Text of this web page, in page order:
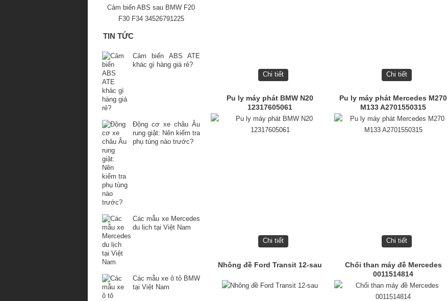
Chi tiết Chi tiết
Pu ly máy phát BMW N20
12317605061
Chi tiết
Pu ly máy phát Mercedes M270
M133 A2701550315
Chi tiết
Nhông đề Ford Transit 12-sau
Chổi than máy đề Mercedes
0011514814
Cảm biến ABS sau BMW F20
F30 F34 34526791225
TIN TỨC
Cảm biến ABS ATE
khác gì hàng giá rẻ?
Động cơ xe châu Âu
rung giật: Nên kiểm tra
phụ tùng nào trước?
Các mẫu xe Mercedes
du lịch tại Việt Nam
Các mẫu xe ô tô BMW
tại Việt Nam